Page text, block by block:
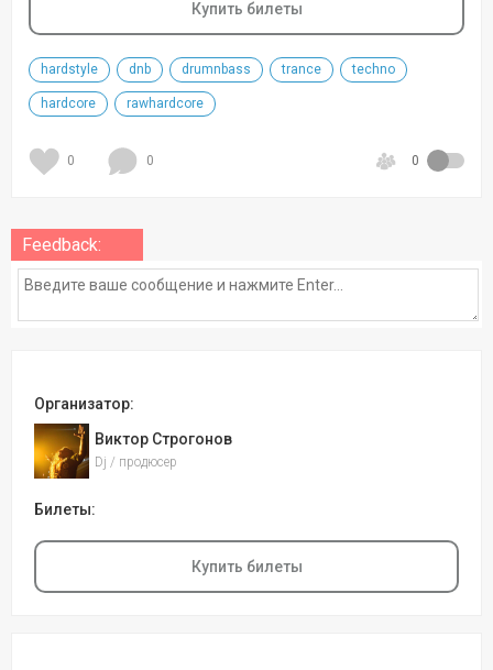
Купить билеты
hardstyle dnb drumnbass trance techno
hardcore rawhardcore
0 0 0
Feedback:
Организатор:
Виктор Строгонов
Dj / продюсер
Билеты:
Купить билеты